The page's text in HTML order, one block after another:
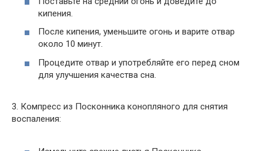
кипения.
После кипения, уменьшите огонь и варите отвар
около 10 минут.
Процедите отвар и употребляйте его перед сном
для улучшения качества сна.
3. Компресс из Посконника конопляного для снятия
воспаления: